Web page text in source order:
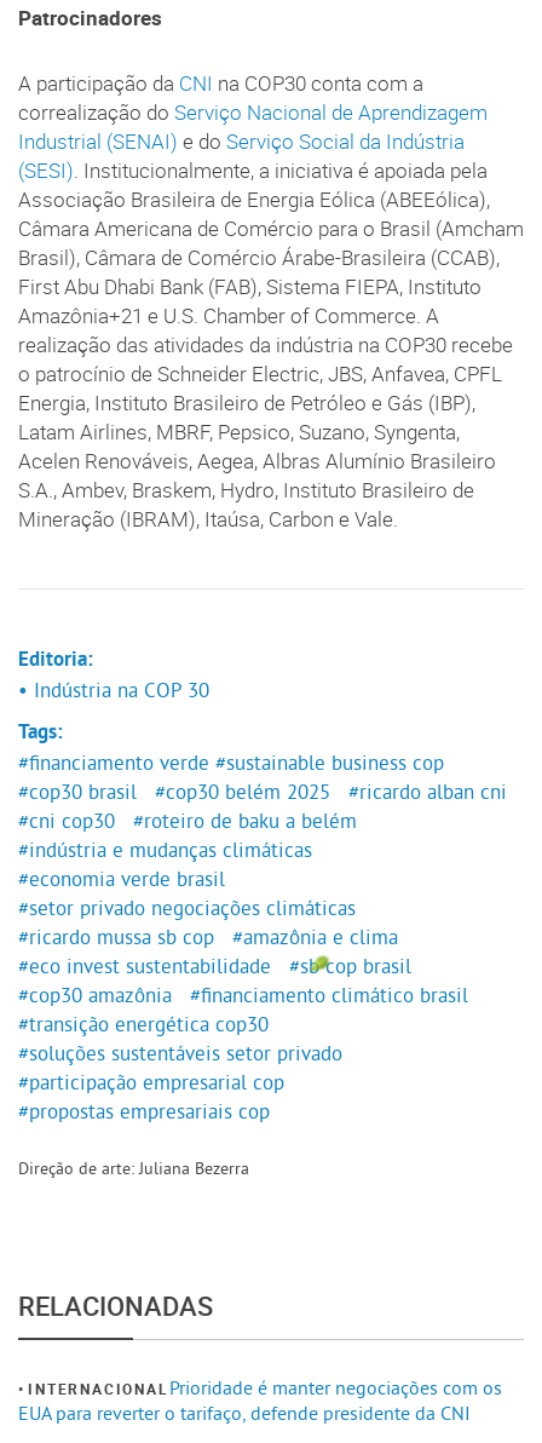
Patrocinadores
A participação da CNI na COP30 conta com a
correalização do Serviço Nacional de Aprendizagem
Industrial (SENAI) e do Serviço Social da Indústria
(SESI). Institucionalmente, a iniciativa é apoiada pela
Associação Brasileira de Energia Eólica (ABEEólica),
Câmara Americana de Comércio para o Brasil (Amcham
Brasil), Câmara de Comércio Árabe-Brasileira (CCAB),
First Abu Dhabi Bank (FAB), Sistema FIEPA, Instituto
Amazônia+21 e U.S. Chamber of Commerce. A
realização das atividades da indústria na COP30 recebe
o patrocínio de Schneider Electric, JBS, Anfavea, CPFL
Energia, Instituto Brasileiro de Petróleo e Gás (IBP),
Latam Airlines, MBRF, Pepsico, Suzano, Syngenta,
Acelen Renováveis, Aegea, Albras Alumínio Brasileiro
S.A., Ambev, Braskem, Hydro, Instituto Brasileiro de
Mineração (IBRAM), Itaúsa, Carbon e Vale.
Editoria:
• Indústria na COP 30
Tags:
#financiamento verde #sustainable business cop
#cop30 brasil
#cop30 belém 2025
#ricardo alban cni
#cni cop30
#roteiro de baku a belém
#indústria e mudanças climáticas
#economia verde brasil
#setor privado negociações climáticas
#ricardo mussa sb cop
#amazônia e clima
#eco invest sustentabilidade
#sb cop brasil
#cop30 amazônia
#financiamento climático brasil
#transição energética cop30
#soluções sustentáveis setor privado
#participação empresarial cop
#propostas empresariais cop
Direção de arte: Juliana Bezerra
RELACIONADAS
INTERNACIONALPrioridade é manter negociações com os
EUA para reverter o tarifaço, defende presidente da CNI